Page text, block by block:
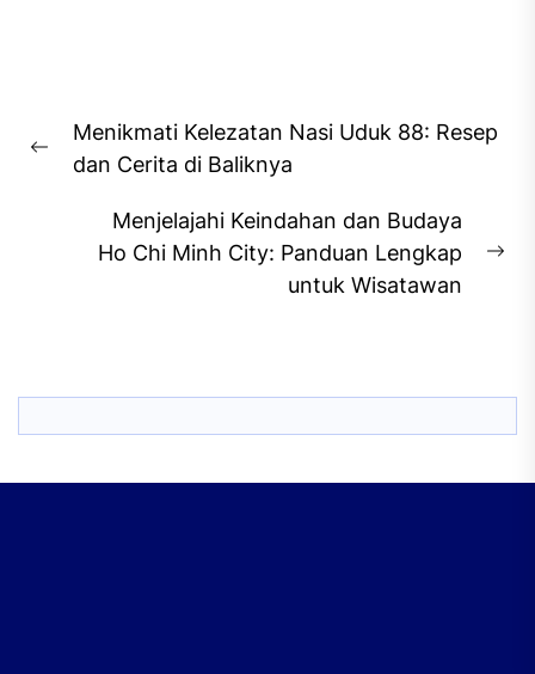
navigation
Previous
Menikmati Kelezatan Nasi Uduk 88: Resep
dan Cerita di Baliknya
Menjelajahi Keindahan dan Budaya
Ho Chi Minh City: Panduan Lengkap
untuk Wisatawan